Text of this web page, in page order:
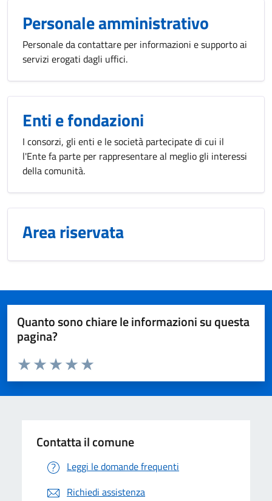
Personale amministrativo
Personale da contattare per informazioni e supporto ai
servizi erogati dagli uffici.
Enti e fondazioni
I consorzi, gli enti e le società partecipate di cui il
l'Ente fa parte per rappresentare al meglio gli interessi
della comunità.
Area riservata
Quanto sono chiare le informazioni su questa
pagina?
Valuta da 1 a 5 stelle la pagina
Valuta 5 stelle su 5
Valuta 4 stelle su 5
Valuta 3 stelle su 5
Valuta 2 stelle su 5
Valuta 1 stelle su 5
Contatta il comune
Leggi le domande frequenti
Richiedi assistenza